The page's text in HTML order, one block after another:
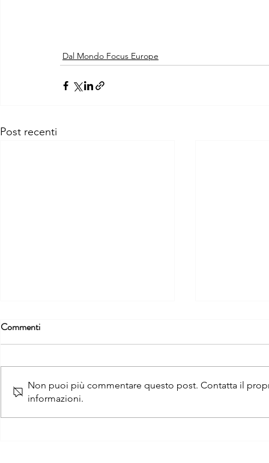
Dal Mondo Focus Europe
Post recenti
"CS-AWARE-NEXT" -
BIM
Commenti
Non puoi più commentare questo post. Contatta il
informazioni.